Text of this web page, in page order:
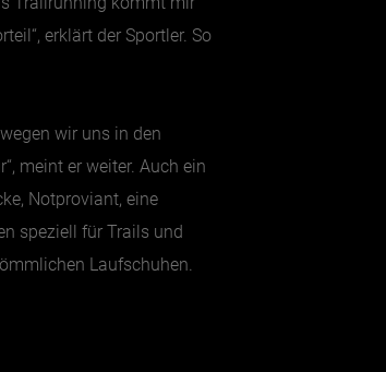
erklärt der Sportler. So
wir uns in den
meint er weiter. Auch ein
Notproviant, eine
speziell für Trails und
Laufschuhen.